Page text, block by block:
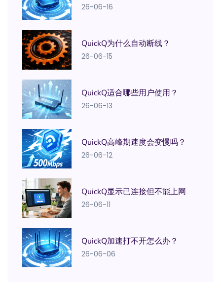
26-06-16
QuickQ为什么自动断线？
26-06-15
QuickQ适合哪些用户使用？
26-06-13
QuickQ高峰期速度会变慢吗？
26-06-12
QuickQ显示已连接但不能上网
26-06-11
QuickQ加速打不开怎么办？
26-06-06